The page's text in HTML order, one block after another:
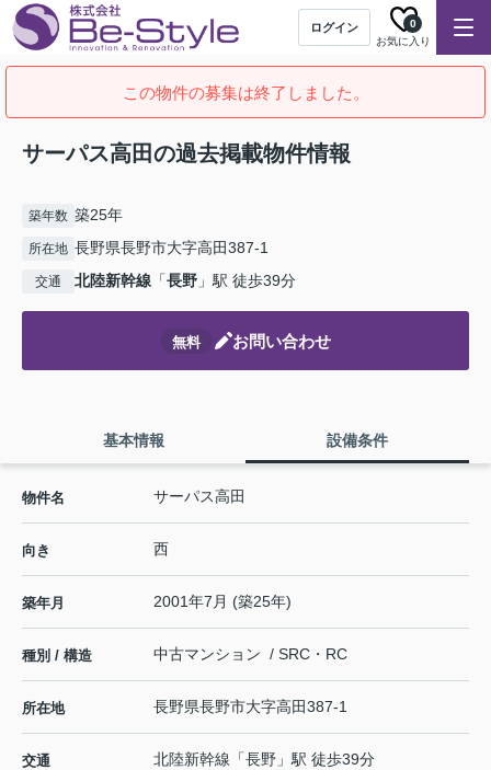
ログイン
お気に入り
0
この物件の募集は終了しました。
サーパス高田の過去掲載物件情報
築年数 築25年
所在地 長野県長野市大字高田387-1
交通 北陸新幹線 「長野 」駅 徒歩39分
無料 お問い合わせ
基本情報 設備条件
物件名 サーパス高田
向き 西
築年月 2001年7月 (築25年)
種別 / 構造 中古マンション / SRC・RC
所在地 長野県長野市大字高田387-1
交通 北陸新幹線 「長野 」駅 徒歩39分